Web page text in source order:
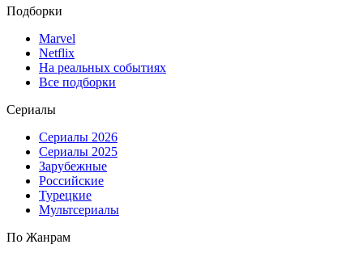
Подборки
Marvel
Netflix
На реальных событиях
Все подборки
Сериалы
Сериалы 2026
Сериалы 2025
Зарубежные
Российские
Турецкие
Мультсериалы
По Жанрам